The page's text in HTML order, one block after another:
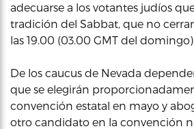
adecuarse a los votantes judíos
tradición del Sabbat, que no
las 19.00 (03.00 GMT del domingo).
De los caucus de Nevada
que se elegirán
convención estatal en mayo y
otro candidato en la convención